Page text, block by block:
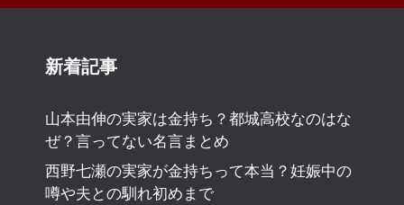
新着記事
山本由伸の実家は金持ち？都城高校なのはな
ぜ？言ってない名言まとめ
西野七瀬の実家が金持ちって本当？妊娠中の
噂や夫との馴れ初めまで